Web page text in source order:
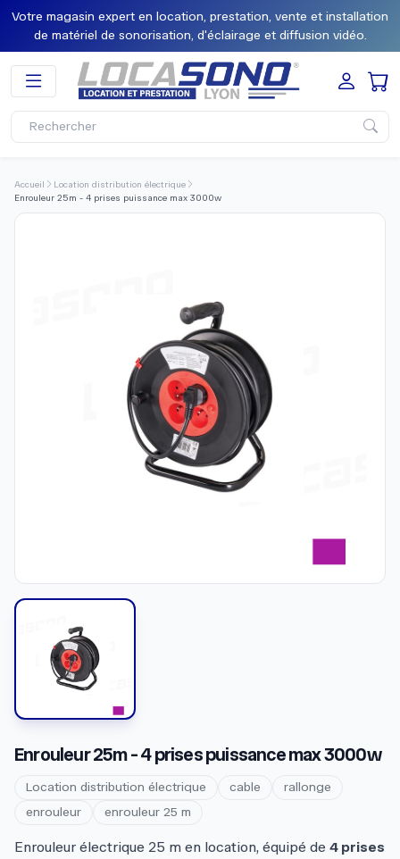
Votre magasin expert en location, prestation, vente et installation
de matériel de sonorisation, d'éclairage et diffusion vidéo.
Accueil
Location distribution électrique
Enrouleur 25m - 4 prises puissance max 3000w
Enrouleur 25m - 4 prises puissance max 3000w
Location distribution électrique cable
rallonge
enrouleur
enrouleur 25 m
Enrouleur électrique 25 m en location, équipé de 4 prises